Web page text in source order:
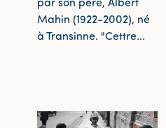
Mahin (1922-2002), né
à Transinne. "Cettre...